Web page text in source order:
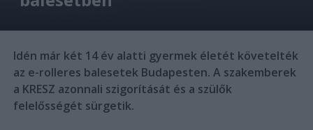
Idén már két 14 év alatti gyermek életét követelték
az e-rolleres balesetek Budapesten. A szakemberek
a KRESZ azonnali szigorítását és a szülők
felelősségét sürgetik.